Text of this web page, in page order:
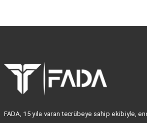
FADA, 15 yıla varan tecrübeye sahip ekibiyle,